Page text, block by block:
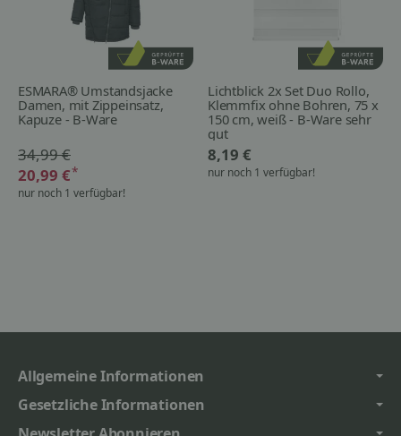
ESMARA® Umstandsjacke
Damen, mit Zippeinsatz,
Kapuze - B-Ware
34,99 €
20,99 €*
nur noch 1 verfügbar!
Lichtblick 2x Set Duo Rollo,
Klemmfix ohne Bohren, 75 x
150 cm, weiß - B-Ware sehr
gut
8,19 €
nur noch 1 verfügbar!
Allgemeine Informationen
Gesetzliche Informationen